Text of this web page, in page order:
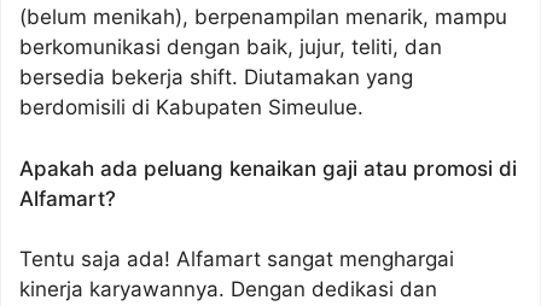
(belum menikah), berpenampilan menarik, mampu
berkomunikasi dengan baik, jujur, teliti, dan
bersedia bekerja shift. Diutamakan yang
berdomisili di Kabupaten Simeulue.
Apakah ada peluang kenaikan gaji atau promosi di
Alfamart?
Tentu saja ada! Alfamart sangat menghargai
kinerja karyawannya. Dengan dedikasi dan